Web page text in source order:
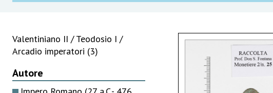
Valentiniano II / Teodosio I /
Arcadio imperatori (3)
Autore